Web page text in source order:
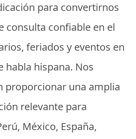
para convertirnos
consulta confiable en el
feriados y eventos en
habla hispana. Nos
proporcionar una amplia
relevante para
México, España,